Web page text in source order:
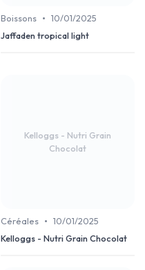
Boissons • 10/01/2025
Jaffaden tropical light
Kelloggs - Nutri Grain
Chocolat
Céréales • 10/01/2025
Kelloggs - Nutri Grain Chocolat